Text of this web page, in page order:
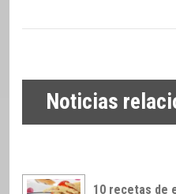
Noticias
10 recetas de